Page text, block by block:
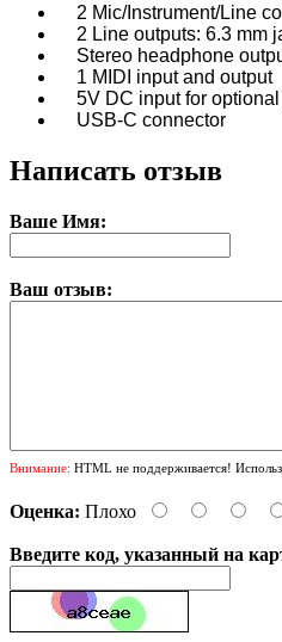
2 Mic/Instrument/Line
2 Line outputs: 6.3 mm
Stereo headphone
1 MIDI input and output
5V DC input for
USB-C connector
Написать отзыв
Ваше Имя:
Ваш отзыв:
Внимание: HTML не поддерживается!
Оценка: Плохо
Введите код, указанный на